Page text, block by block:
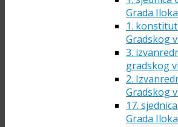
Grada Iloka
1.
Gradskog
3.
gradskog
2.
Gradskog
17.
Grada Iloka